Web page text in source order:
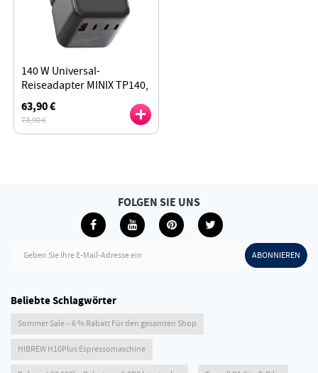
140 W Universal-
Reiseadapter MINIX TP140,
3*USB-C 1*USB-A
63,90 €
73,90 €
Geben Sie Ihre E-Mail-Adresse ein ABONNIEREN
FOLGEN SIE UNS
Beliebte Schlagwörter
Sommer Sale – 6 % Rabatt Für den gesamten Shop
HIBREW H10Plus Espressomaschine